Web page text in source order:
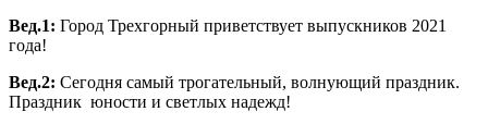
Вед.1: Город Трехгорный приветствует выпускников 2021
года!
Вед.2: Сегодня самый трогательный, волнующий праздник.
Праздник юности и светлых надежд!